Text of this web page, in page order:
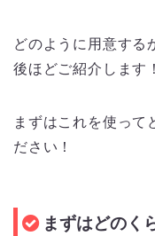
どのように用意する
後ほどご紹介します！
まずはこれを使って
ださい！
まずはどのく